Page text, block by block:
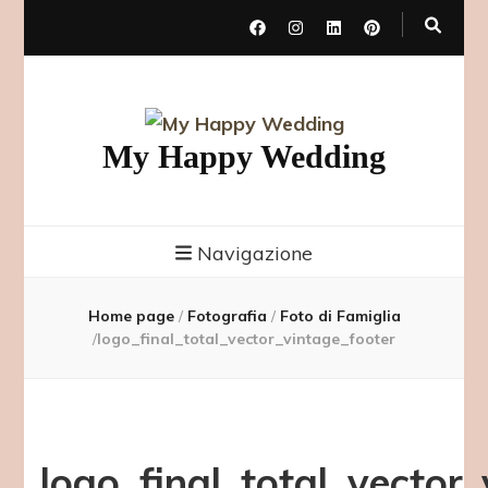
My Happy Wedding
Navigazione
Home page / Fotografia / Foto di Famiglia
/logo_final_total_vector_vintage_footer